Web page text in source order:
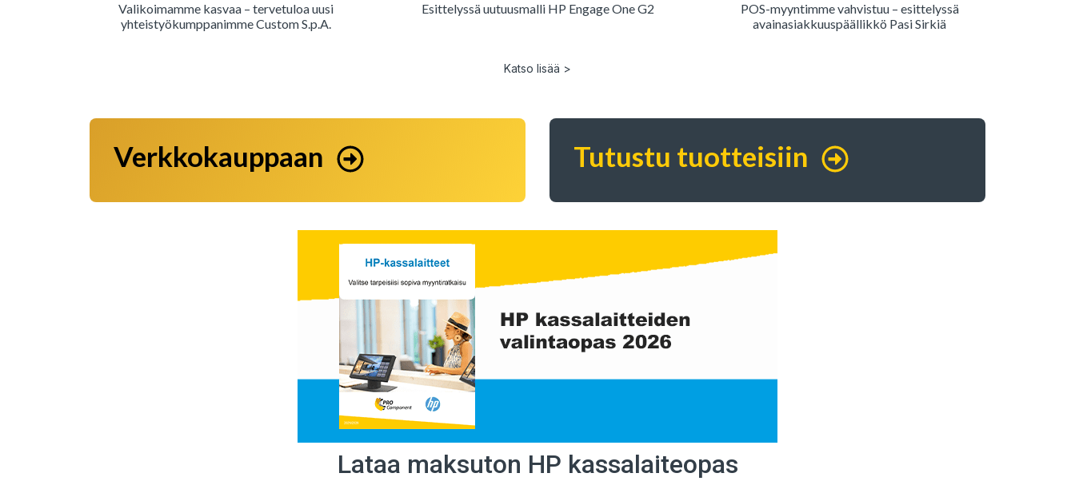
Valikoimamme kasvaa – tervetuloa uusi
yhteistyökumppanimme Custom S.p.A.
Esittelyssä uutuusmalli HP Engage One G2
POS-myyntimme vahvistuu – esittelyssä
avainasiakkuuspäällikkö Pasi Sirkiä
Katso lisää >
Verkkokauppaan Tutustu tuotteisiin
Lataa maksuton HP kassalaiteopas